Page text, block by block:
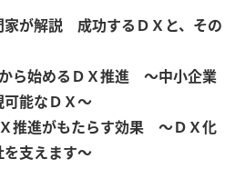
家が解説 成功するＤＸと、その
ら始めるＤＸ推進 ～中小企業
可能なＤＸ～
推進がもたらす効果 ～ＤＸ化
を支えます～